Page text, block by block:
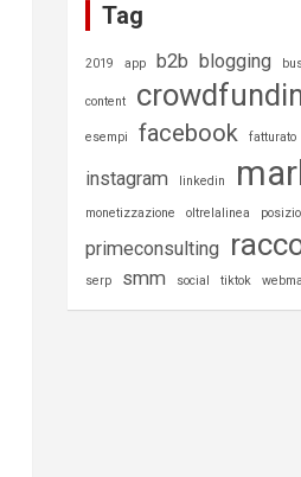
Tag
2019 app b2b blogging
content
esempi facebook fatturato
instagram linkedin
monetizzazione oltrelalinea
primeconsulting
serp smm social tiktok